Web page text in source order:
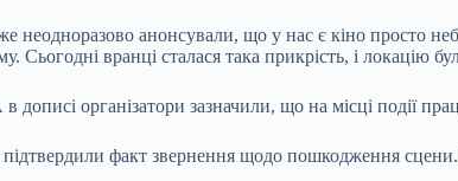
неодноразово анонсували, що у нас є кіно просто
вранці сталася така прикрість, і локацію
організатори зазначили, що на місці події
підтвердили факт звернення щодо пошкодження